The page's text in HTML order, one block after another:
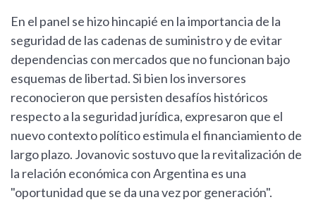
En el panel se hizo hincapié en la importancia de la
seguridad de las cadenas de suministro y de evitar
dependencias con mercados que no funcionan bajo
esquemas de libertad. Si bien los inversores
reconocieron que persisten desafíos históricos
respecto a la seguridad jurídica, expresaron que el
nuevo contexto político estimula el financiamiento de
largo plazo. Jovanovic sostuvo que la revitalización de
la relación económica con Argentina es una
"oportunidad que se da una vez por generación".